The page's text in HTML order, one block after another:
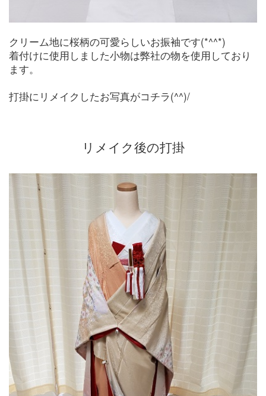
クリーム地に桜柄の可愛らしいお振袖です(*^^*)
着付けに使用しました小物は弊社の物を使用しており
ます。
打掛にリメイクしたお写真がコチラ(^^)/
リメイク後の打掛